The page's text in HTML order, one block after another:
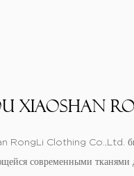
Xiaoshan
Clothing Co.,Ltd.
современными